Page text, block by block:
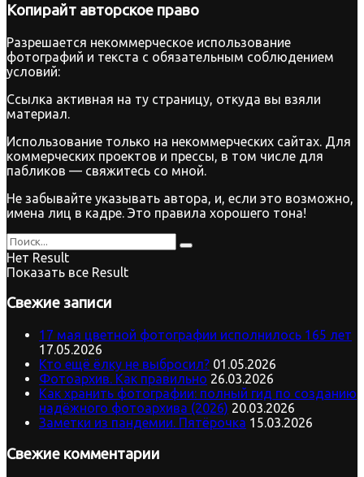
Копирайт авторское право
Разрешается некоммерческое использование
фотографий и текста с обязательным соблюдением
условий:
Ссылка активная на ту страницу, откуда вы взяли
материал.
Использование только на некоммерческих сайтах. Для
коммерческих проектов и прессы, в том числе для
пабликов — свяжитесь со мной.
Не забывайте указывать автора, и, если это возможно,
имена лиц в кадре. Это правила хорошего тона!
Нет Result
Показать все Result
Свежие записи
17 мая цветной фотографии исполнилось 165 лет
17.05.2026
Кто ещё ёлку не выбросил? 01.05.2026
Фотоархив. Как правильно 26.03.2026
Как хранить фотографии: полный гид по созданию
надёжного фотоархива (2026) 20.03.2026
Заметки из пандемии. Пятёрочка 15.03.2026
Свежие комментарии